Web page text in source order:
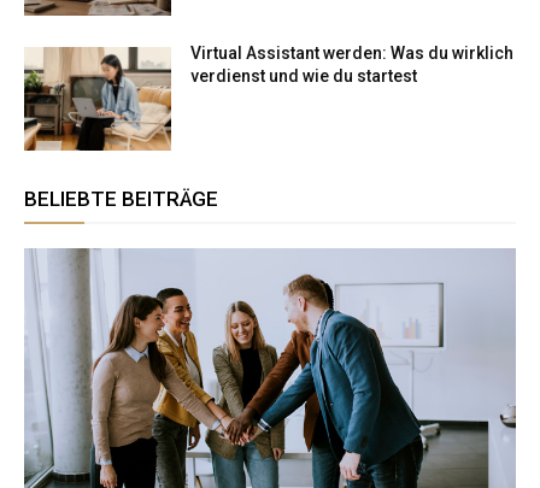
Virtual Assistant werden: Was du wirklich
verdienst und wie du startest
BELIEBTE BEITRÄGE